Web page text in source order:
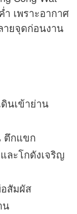
เพราะอากาศ
ายจุดก่อนงาน
นเข้าย่าน
ตึกแขก
ละโกดังเจริญ
สัมผัส
น